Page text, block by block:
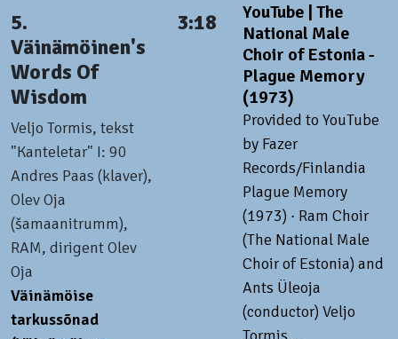
5.
Väinämöinen's
Words Of
Wisdom
Veljo Tormis, tekst
"Kanteletar" I: 90
Andres Paas (klaver),
Olev Oja
(šamaanitrumm),
RAM, dirigent Olev
Oja
Väinämöise
tarkussõnad
3:18
YouTube | The
National Male
Choir of Estonia -
Plague Memory
(1973)
Provided to YouTube
by Fazer
Records/Finlandia
Plague Memory
(1973) · Ram Choir
(The National Male
Choir of Estonia) and
Ants Üleoja
(conductor) Veljo